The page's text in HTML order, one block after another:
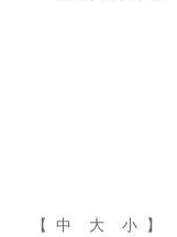
【 中 大 小 】